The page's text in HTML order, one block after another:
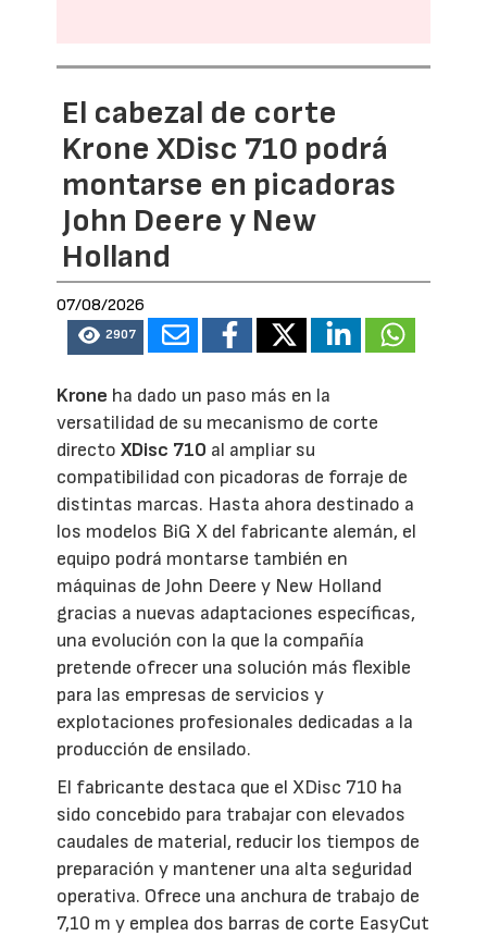
El cabezal de corte
Krone XDisc 710 podrá
montarse en picadoras
John Deere y New
Holland
07/08/2026
2907
Krone ha dado un paso más en la
versatilidad de su mecanismo de corte
directoXDisc 710 al ampliar su
compatibilidad con picadoras de forraje de
distintas marcas. Hasta ahora destinado a
los modelos BiG X del fabricante alemán, el
equipo podrá montarse también en
máquinas de John Deere y New Holland
gracias a nuevas adaptaciones específicas,
una evolución con la que la compañía
pretende ofrecer una solución más flexible
para las empresas de servicios y
explotaciones profesionales dedicadas a la
producción de ensilado.
El fabricante destaca que el XDisc 710 ha
sido concebido para trabajar con elevados
caudales de material, reducir los tiempos de
preparación y mantener una alta seguridad
operativa. Ofrece una anchura de trabajo de
7,10 m y emplea dos barras de corte EasyCut